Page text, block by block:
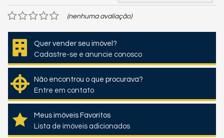
(nenhuma avaliação)
Quer vender seu imóvel?
Cadastre-se e anuncie conosco
Não encontrou o que procurava?
Entre em contato
Meus imóveis Favoritos
Lista de imóveis adicionados